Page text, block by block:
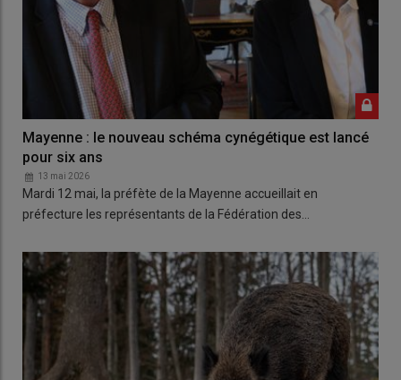
Mayenne : le nouveau schéma cynégétique est lancé
pour six ans
13 mai 2026
Mardi 12 mai, la préfète de la Mayenne accueillait en
préfecture les représentants de la Fédération des…